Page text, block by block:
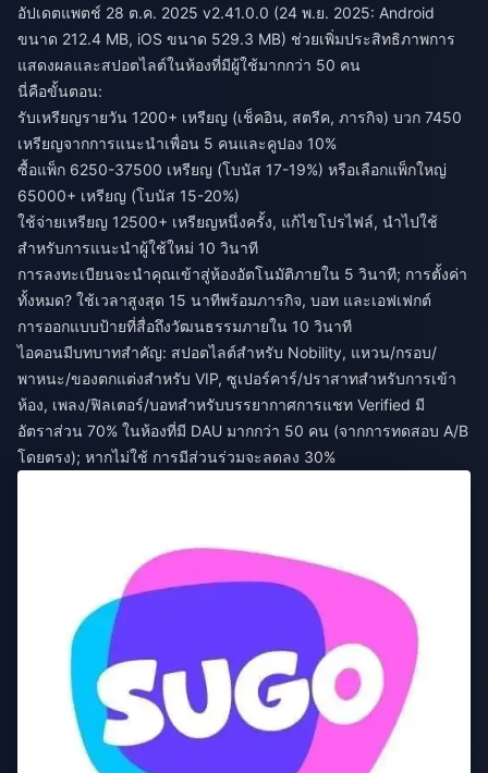
อัปเดตแพตช์ 28 ต.ค. 2025 v2.41.0.0 (24 พ.ย. 2025: Android
ขนาด 212.4 MB, iOS ขนาด 529.3 MB) ช่วยเพิ่มประสิทธิภาพการ
แสดงผลและสปอตไลต์ในห้องที่มีผู้ใช้มากกว่า 50 คน
นี่คือขั้นตอน:
รับเหรียญรายวัน 1200+ เหรียญ (เช็คอิน, สตรีค, ภารกิจ) บวก 7450
เหรียญจากการแนะนำเพื่อน 5 คนและคูปอง 10%
ซื้อแพ็ก 6250-37500 เหรียญ (โบนัส 17-19%) หรือเลือกแพ็กใหญ่
65000+ เหรียญ (โบนัส 15-20%)
ใช้จ่ายเหรียญ 12500+ เหรียญหนึ่งครั้ง, แก้ไขโปรไฟล์, นำไปใช้
สำหรับการแนะนำผู้ใช้ใหม่ 10 วินาที
การลงทะเบียนจะนำคุณเข้าสู่ห้องอัตโนมัติภายใน 5 วินาที; การตั้งค่า
ทั้งหมด? ใช้เวลาสูงสุด 15 นาทีพร้อมภารกิจ, บอท และเอฟเฟกต์
การออกแบบป้ายที่สื่อถึงวัฒนธรรมภายใน 10 วินาที
ไอคอนมีบทบาทสำคัญ: สปอตไลต์สำหรับ Nobility, แหวน/กรอบ/
พาหนะ/ของตกแต่งสำหรับ VIP, ซูเปอร์คาร์/ปราสาทสำหรับการเข้า
ห้อง, เพลง/ฟิลเตอร์/บอทสำหรับบรรยากาศการแชท Verified มี
อัตราส่วน 70% ในห้องที่มี DAU มากกว่า 50 คน (จากการทดสอบ A/B
โดยตรง); หากไม่ใช้ การมีส่วนร่วมจะลดลง 30%